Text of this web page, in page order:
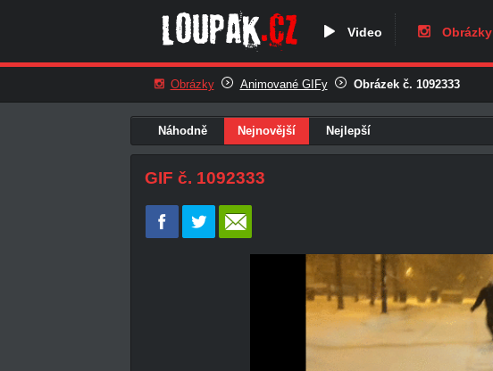
Video Obrázky
Obrázky Animované GIFy Obrázek č. 1092333
Náhodně Nejnovější Nejlepší
GIF č. 1092333